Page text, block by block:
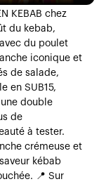
KEBAB chez
du kebab,
du poulet
iconique et
de salade,
en SUB15,
double
de
à tester.
crémeuse et
kébab
📍 Sur